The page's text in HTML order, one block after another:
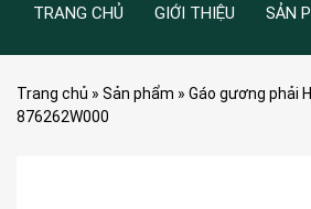
TRANG CHỦ GIỚI THIỆU SẢN
Trang chủ » Sản phẩm » Gáo gương phải
876262W000